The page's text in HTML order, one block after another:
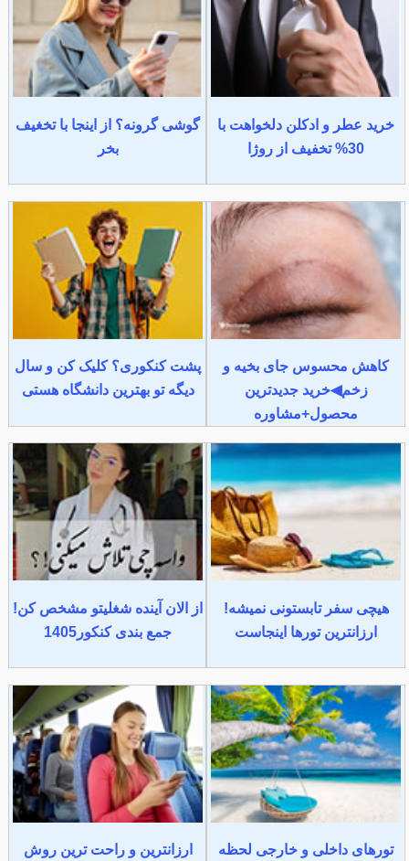
خرید عطر و ادکلن دلخواهت با
30% تخفیف از روژا
گوشی گرونه؟ از اینجا با تخغیف
بخر
کاهش محسوس جای بخیه و
زخم◀خرید جدیدترین
محصول+مشاوره
پشت کنکوری؟ کلیک کن و سال
دیگه تو بهترین دانشگاه هستی
هیچی سفر تابستونی نمیشه!
ارزانترین تورها اینجاست
از الان آینده شغلیتو مشخص کن!
جمع بندی کنکور1405
تورهای داخلی و خارجی لحظه
ارزانترین و راحت ترین روش